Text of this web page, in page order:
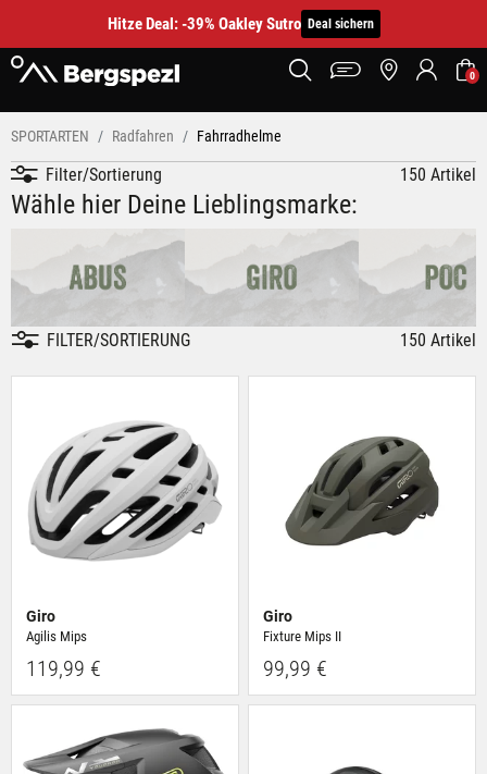
Hitze Deal: -39% Oakley Sutro Deal sichern
0
SPORTARTEN Radfahren Fahrradhelme
Filter/Sortierung 150 Artikel
Wähle hier Deine Lieblingsmarke:
FILTER/SORTIERUNG 150 Artikel
Giro
Agilis Mips
119,99 €
Giro
Fixture Mips II
99,99 €